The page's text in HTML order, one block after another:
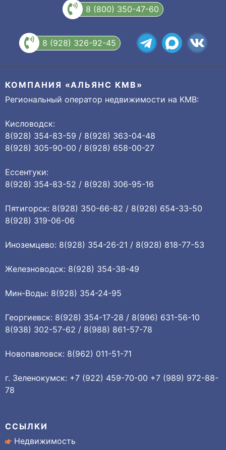
8 (800) 350-47-60
8 (928) 326-92-45
КОМПАНИЯ «АЛЬЯНС КМВ»
Региональный оператор недвижимости на КМВ:
Кисловодск:
8(928) 354-83-59 / 8(928) 363-04-48
8(928) 305-90-00 / 8(928) 658-00-27
Ессентуки:
8(928) 354-83-52 / 8(928) 306-95-16
Пятигорск: 8(928) 350-66-82 / 8(928) 654-33-50
8(928) 319-06-06
Иноземцево: 8(928) 354-26-21 / 8(928) 818-77-53
Железноводск: 8(928) 354-38-49
Мин-Воды: 8(928) 354-24-95
Георгиевск: 8(928) 354-17-28 / 8(996) 631-56-10
8(938) 302-57-62 / 8(988) 861-57-78
Новопавловск: 8(962) 011-51-71
г. Зеленокумск: +7 (922) 459-70-00 +7 (989) 972-88-
78
ССЫЛКИ
Недвижимость